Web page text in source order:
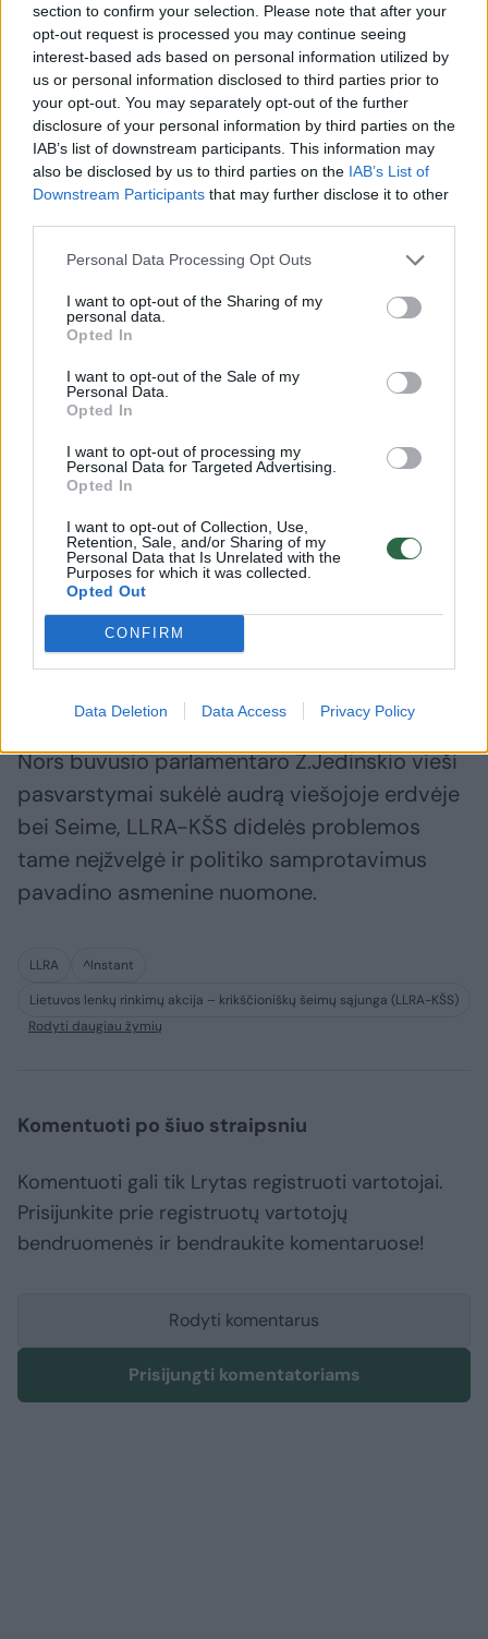
section to confirm your selection. Please note that after your
opt-out request is processed you may continue seeing
interest-based ads based on personal information utilized by
us or personal information disclosed to third parties prior to
your opt-out. You may separately opt-out of the further
disclosure of your personal information by third parties on the
IAB’s list of downstream participants. This information may
also be disclosed by us to third parties on the IAB’s List of
Downstream Participants that may further disclose it to other
Personal Data Processing Opt Outs
I want to opt-out of the Sharing of my
personal data.
Opted In
I want to opt-out of the Sale of my
Personal Data.
Opted In
I want to opt-out of processing my
Personal Data for Targeted Advertising.
Opted In
I want to opt-out of Collection, Use,
Retention, Sale, and/or Sharing of my
Personal Data that Is Unrelated with the
Purposes for which it was collected.
Opted Out
CONFIRM
Data Deletion Data Access Privacy Policy
Z. Jedinskis tikrai nuėjo per toli. Tai labai
neigiamai veikia ir partijos įvaizdį, ir, aišku, jei
partijos, tai ir mano įvaizdį asmeniškai, todėl
toks sprendimas buvo priimtas“, – portalui
lrt.lt sakė parlamentarė.
Portalui savo pasitraukimą iš LLRA-KŠS
patvirtino ir Vilniaus r. vicemeras Robert
paskyroje pareiškė, kad Lenkija turi palikti
NATO ir ES ir sukurti sąjungą su Rusija.
„Lenkija turi kuo skubiau palikti NATO ir ES ir
sukurti sąjungą su Rusija. Tai bus stipriausia
slavų šalių sąjunga, paremta krikščioniškomis
ir šeimos vertybėmis, kuri bus naudinga
Lenkijos piliečiams, o ne kažkam iš kitos
vandenyno pusės“, – asmeninėje feisbuko
Nors buvusio parlamentaro Z.Jedinskio vieši
pasvarstymai sukėlė audrą viešojoje erdvėje
bei Seime, LLRA-KŠS didelės problemos
tame neįžvelgė ir politiko samprotavimus
pavadino asmenine nuomone.
LLRA
^Instant
Lietuvos lenkų rinkimų akcija – krikščioniškų šeimų sąjunga (LLRA-KŠS)
Rodyti daugiau žymių
Komentuoti po šiuo straipsniu
Komentuoti gali tik Lrytas registruoti vartotojai.
Prisijunkite prie registruotų vartotojų
bendruomenės ir bendraukite komentaruose!
Rodyti komentarus
Prisijungti komentatoriams